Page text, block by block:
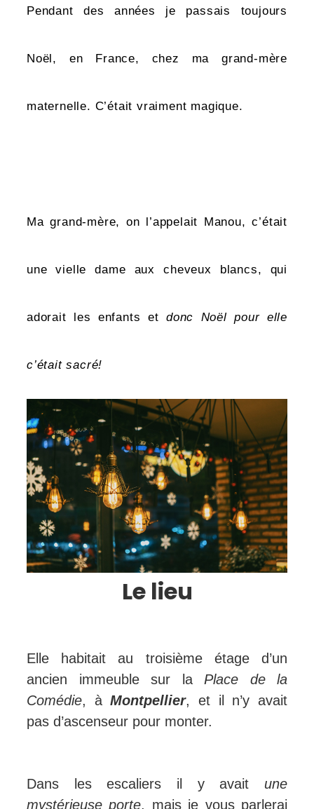
Pendant des années je passais toujours
Noël, en France, chez ma grand-mère
maternelle. C’était vraiment magique.
Ma grand-mère, on l’appelait Manou, c’était
une vielle dame aux cheveux blancs, qui
adorait les enfants et donc Noël pour elle
c’était sacré!
Le lieu
Elle habitait au troisième étage d’un
ancien immeuble sur laPlace de la
Comédie, àMontpellier, et il n’y avait
pas d’ascenseur pour monter.
Dans les escaliers il y avait une
mystérieuse porte, mais je vous parlerai